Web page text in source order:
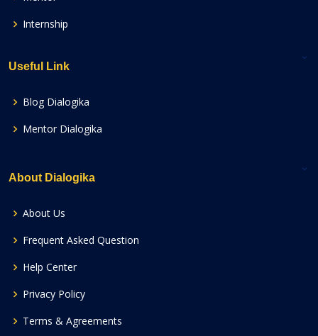
Internship
Useful Link
Blog Dialogika
Mentor Dialogika
About Dialogika
About Us
Frequent Asked Question
Help Center
Privacy Policy
Terms & Agreements